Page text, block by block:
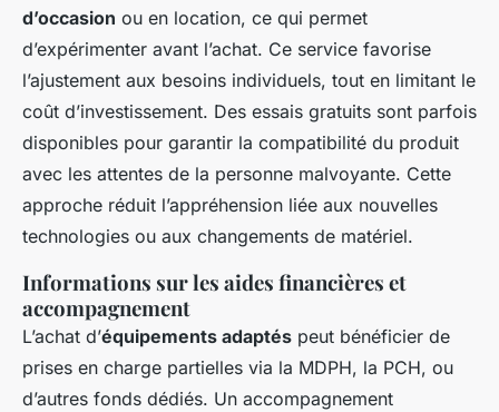
d’occasion ou en location, ce qui permet
d’expérimenter avant l’achat. Ce service favorise
l’ajustement aux besoins individuels, tout en limitant le
coût d’investissement. Des essais gratuits sont parfois
disponibles pour garantir la compatibilité du produit
avec les attentes de la personne malvoyante. Cette
approche réduit l’appréhension liée aux nouvelles
technologies ou aux changements de matériel.
Informations sur les aides financières et
accompagnement
L’achat d’équipements adaptés peut bénéficier de
prises en charge partielles via la MDPH, la PCH, ou
d’autres fonds dédiés. Un accompagnement